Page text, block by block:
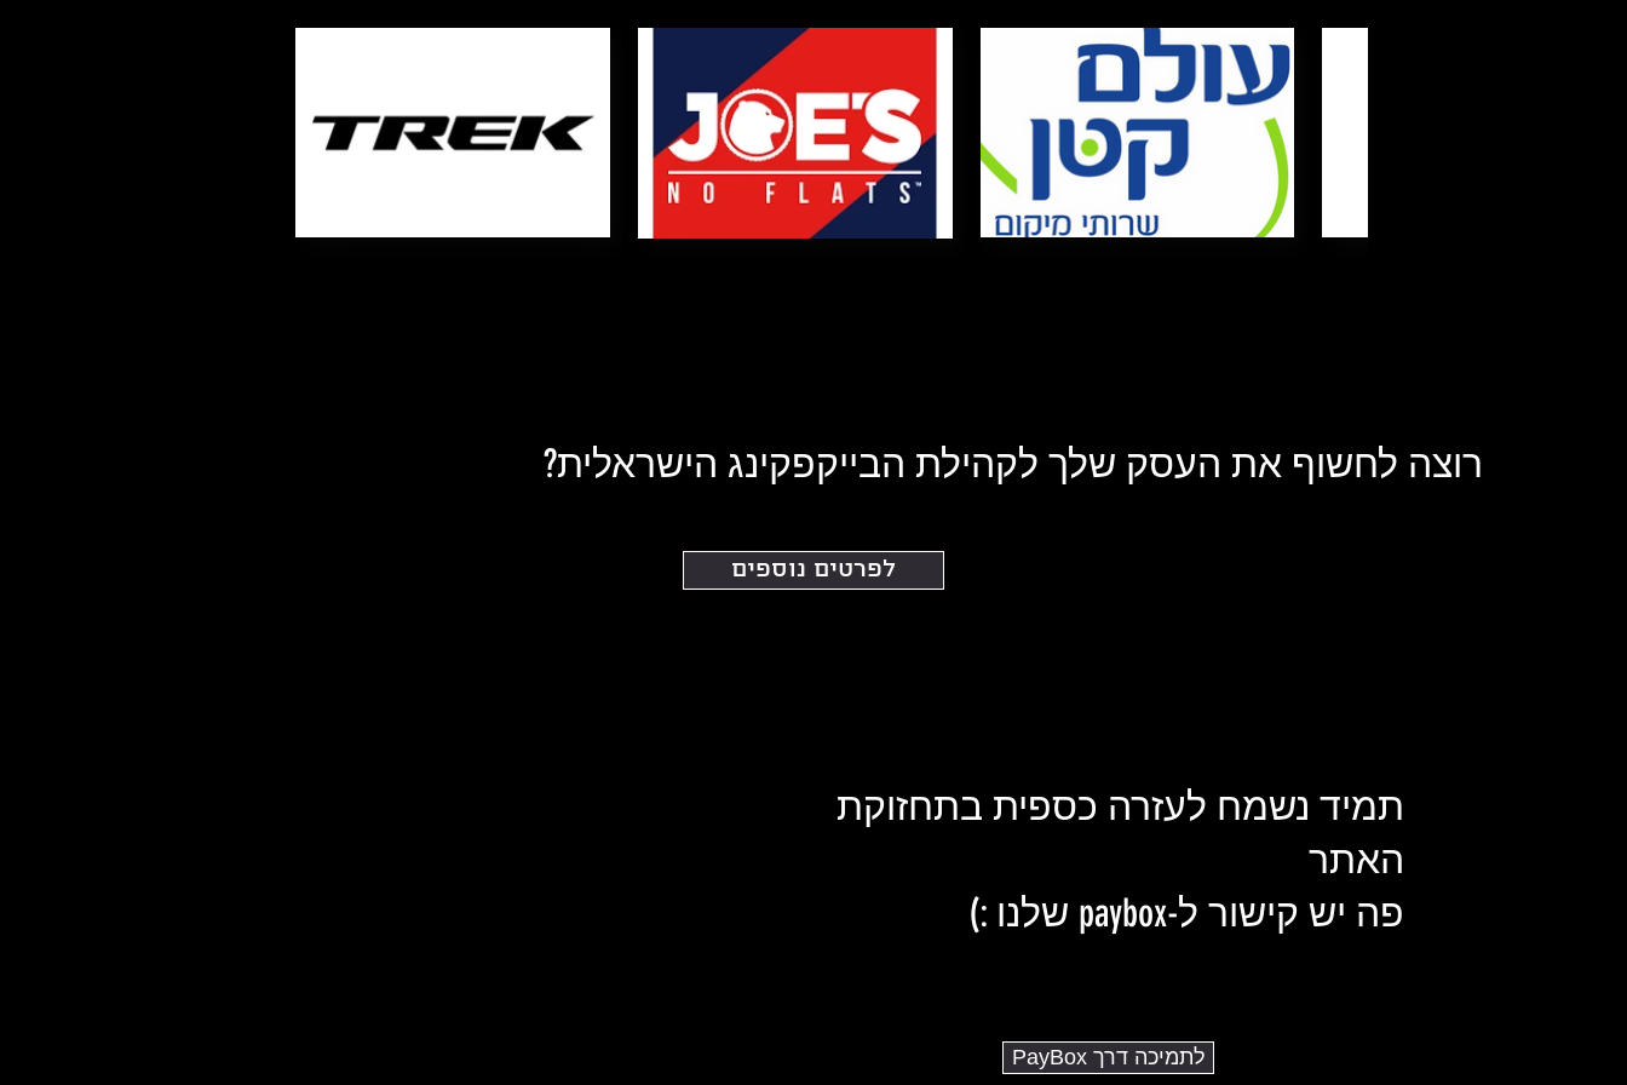
תמיד נשמח לעזרה כספית בתחזוקת
האתר
פה יש קישור ל-paybox שלנו :)
לתמיכה דרך PayBox
רוצה לחשוף את העסק שלך לקהילת הבייקפקינג הישראלית?
לפרטים נוספים